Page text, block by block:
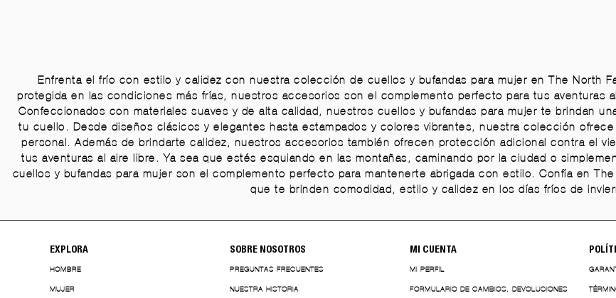
Enfrenta el frío con estilo y calidez con nuestra colección de cuellos y bufandas para mujer en The North
protegida en las condiciones más frías, nuestros accesorios son el complemento perfecto para tus aventuras
Confeccionados con materiales suaves y de alta calidad, nuestros cuellos y bufandas para mujer te brindan
tu cuello. Desde diseños clásicos y elegantes hasta estampados y colores vibrantes, nuestra colección
personal. Además de brindarte calidez, nuestros accesorios también ofrecen protección adicional contra el
tus aventuras al aire libre. Ya sea que estés esquiando en las montañas, caminando por la ciudad o
cuellos y bufandas para mujer son el complemento perfecto para mantenerte abrigada con estilo. Confía en
que te brinden comodidad, estilo y calidez en los días fríos de
EXPLORA
HOMBRE
MUJER
SOBRE NOSOTROS
PREGUNTAS FRECUENTES
NUESTRA HISTORIA
MI CUENTA
MI PERFIL
FORMULARIO DE CAMBIOS, DEVOLUCIONES